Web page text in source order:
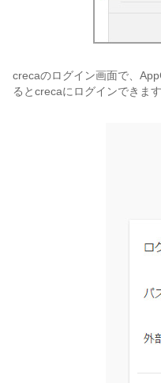
crecaのログイン画面で、
るとcrecaにログインできま